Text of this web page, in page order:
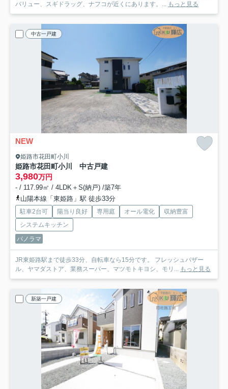
バリュー、スギドラッグ、ナフコが近くにあります。... もっと見る
中古一戸建
NEW
姫路市花田町小川
姫路市花田町小川 中古戸建
3,980万円
- / 117.99㎡ / 4LDK＋S(納戸) /築7年
山陽本線「東姫路」駅 徒歩33分
駐車2台可 陽当り良好 専用庭 オール電化
収納豊富
システムキッチン
パノラマ
JR東姫路駅まで徒歩33分、自転車なら15分です。 フレッシュバザー
ル、ヤマダストア、業務スーパー、マツモトキヨシ、モリ... もっと見る
新築一戸建